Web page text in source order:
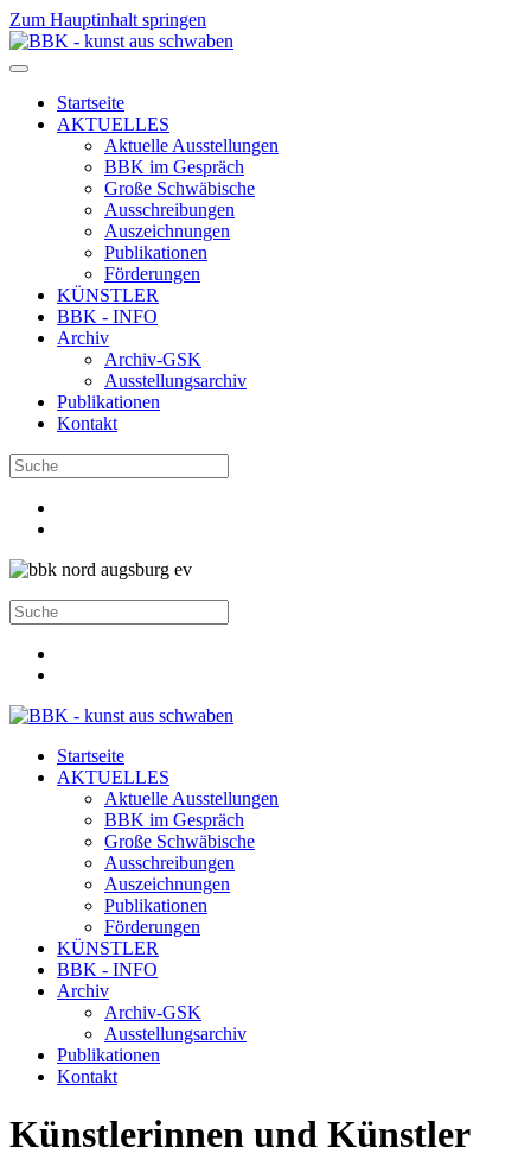
Zum Hauptinhalt springen
Startseite
AKTUELLES
Aktuelle Ausstellungen
BBK im Gespräch
Große Schwäbische
Ausschreibungen
Auszeichnungen
Publikationen
Förderungen
KÜNSTLER
BBK - INFO
Archiv
Archiv-GSK
Ausstellungsarchiv
Publikationen
Kontakt
Startseite
AKTUELLES
Aktuelle Ausstellungen
BBK im Gespräch
Große Schwäbische
Ausschreibungen
Auszeichnungen
Publikationen
Förderungen
KÜNSTLER
BBK - INFO
Archiv
Archiv-GSK
Ausstellungsarchiv
Publikationen
Kontakt
Künstlerinnen und Künstler